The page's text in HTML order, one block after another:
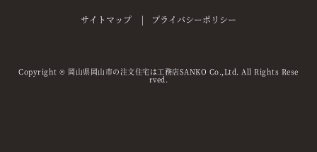
サイトマップ プライバシーポリシー
Copyright© 岡山県岡山市の注文住宅は工務店SANKO Co.,Ltd. All Rights Rese
rved.